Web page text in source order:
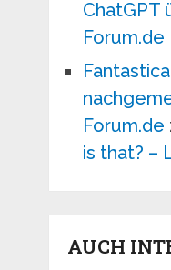
ChatGPT
Forum.de
Forum.de
is that? –
AUCH